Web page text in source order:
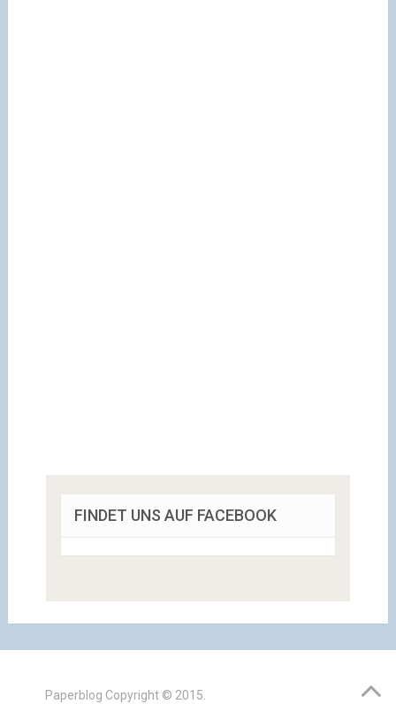
FINDET UNS AUF FACEBOOK
Paperblog Copyright © 2015.